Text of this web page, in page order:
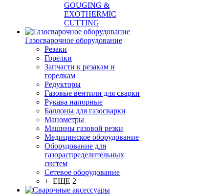
GOUGING &
EXOTHERMIC
CUTTING
Газосварочное оборудование
Резаки
Горелки
Запчасти к резакам и
горелкам
Редукторы
Газовые вентили для сварки
Рукава напорные
Баллоны для газосварки
Манометры
Машины газовой резки
Медицинское оборудование
Оборудование для
газораспределительных
систем
Сетевое оборудование
+ ЕЩЕ 2